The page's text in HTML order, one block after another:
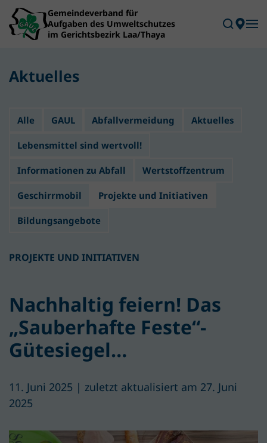
Skip to main content
Aktuelles
Alle GAUL Abfallvermeidung Aktuelles
Lebensmittel sind wertvoll!
Informationen zu Abfall Wertstoffzentrum
Geschirrmobil Projekte und Initiativen
Bildungsangebote
PROJEKTE UND INITIATIVEN
Nachhaltig feiern! Das
„Sauberhafte Feste“-
Gütesiegel…
11. Juni 2025 | zuletzt aktualisiert am 27. Juni
2025